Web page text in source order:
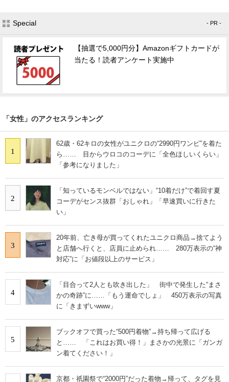
Special - PR -
【抽選で5,000円分】Amazonギフトカードが
当たる！読者アンケート実施中
「女性」のアクセスランキング
1
62歳・62キロの女性がユニクロの“2990円ワンピ”を着た
ら…… 目からウロコのコーデに「全色ほしいくらい」
「参考になりました」
2
「知っているモンベルではない」“10着だけ”で着回す夏
コーデがセンス抜群「おしゃれ」「早速買いに行きた
い」
3
20年前、亡き母が買ってくれたユニクロ商品→捨てよう
と店舗へ行くと、店員に止められ…… 280万表示の“神
対応”に「お値段以上のサービス」
4
「目合って2人とも吹き出した」 街中で発生した“まさ
かの奇跡”に……「もう運命でしょ」 450万表示の写真
に「きまずいwww」
5
ブックオフで買った“500円着物”→持ち帰って広げる
と…… 「これはお買い得！」まさかの光景に「ガンガ
ン着てください！」
京都・祇園祭で“2000円”だった着物→帰って、タグを見